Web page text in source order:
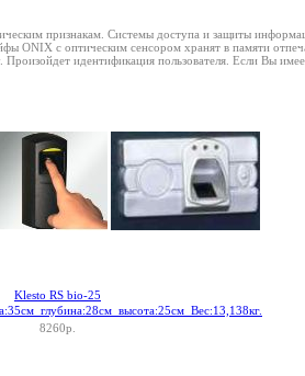
признакам. Системы доступа и защиты
с оптическим сенсором хранят в памяти
идентификация пользователя. Если Вы
Klesto RS bio-25
8260р.